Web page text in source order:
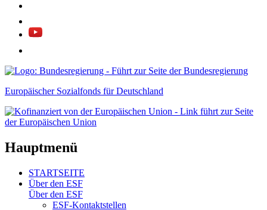
Europäischer Sozialfonds für Deutschland
Hauptmenü
STARTSEITE
Über den ESF
Über den ESF
ESF-Kon­takt­stel­len